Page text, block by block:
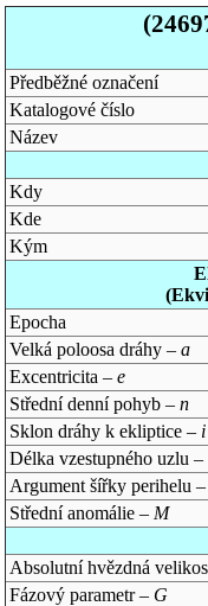
Předběžné označení
Katalogové číslo
Název
Kdy
Kde
Kým
Epocha
Velká poloosa dráhy – a
Excentricita – e
Střední denní pohyb – n
Sklon dráhy k ekliptice – i
Délka vzestupného uzlu –
Argument šířky perihelu
Střední anomálie – M
Absolutní hvězdná
Fázový parametr – G